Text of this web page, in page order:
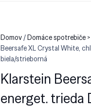
Domov/Domáce spotrebiče
Beersafe XL Crystal White,
biela/strieborná
Klarstein
energet. trieda